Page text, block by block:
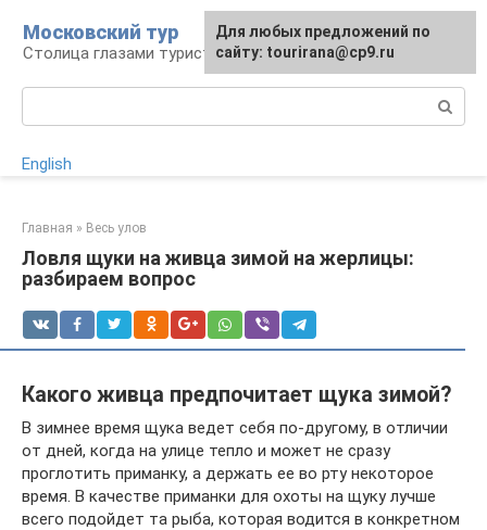
контенту
Московский тур
Столица глазами туриста
English
Главная » Весь улов
Ловля щуки на живца зимой на жерлицы:
разбираем вопрос
Какого живца предпочитает щука зимой?
В зимнее время щука ведет себя по-другому, в отличии
от дней, когда на улице тепло и может не сразу
проглотить приманку, а держать ее во рту некоторое
время. В качестве приманки для охоты на щуку лучше
всего подойдет та рыба, которая водится в конкретном
Для любых предложений по
сайту: tourirana@cp9.ru